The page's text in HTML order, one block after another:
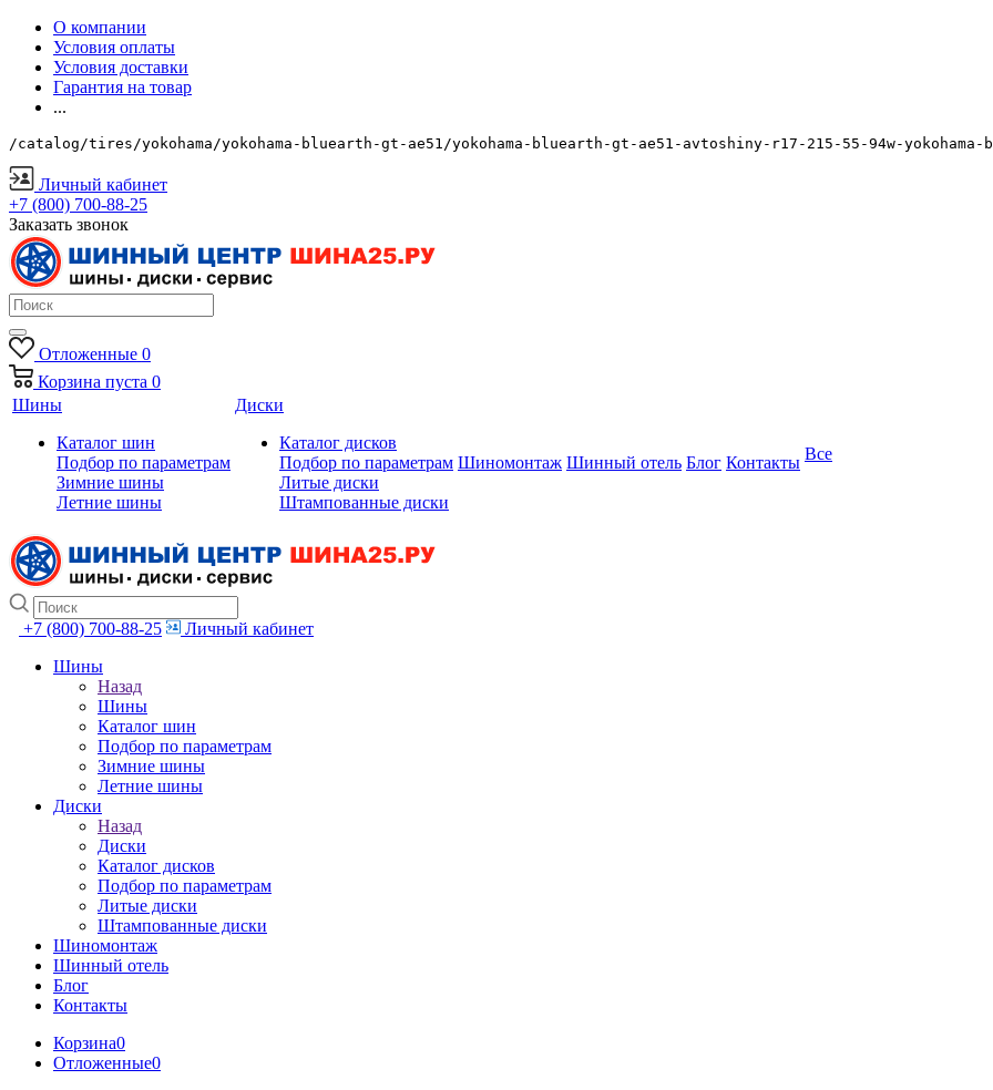
О компании
Условия оплаты
Условия доставки
Гарантия на товар
...
/catalog/tires/yokohama/yokohama-bluearth-gt-ae51/yokohama-bluearth-gt-ae51-avtoshiny-r17-215-55-94w-
Личный кабинет
+7 (800) 700-88-25
Заказать звонок
Отложенные 0
Корзина пуста 0
Шины
Каталог шин
Подбор по параметрам
Зимние шины
Летние шины
Диски
Каталог дисков
Подбор по параметрам
Литые диски
Штампованные диски
Шиномонтаж Шинный отель Блог Контакты Все
+7 (800) 700-88-25
Личный кабинет
Шины
Назад
Шины
Каталог шин
Подбор по параметрам
Зимние шины
Летние шины
Диски
Назад
Диски
Каталог дисков
Подбор по параметрам
Литые диски
Штампованные диски
Шиномонтаж
Шинный отель
Блог
Контакты
Корзина0
Отложенные0